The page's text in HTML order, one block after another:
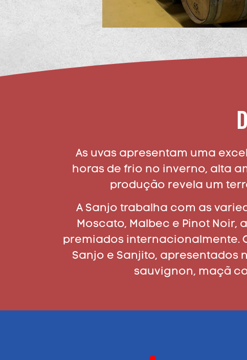
As uvas apresentam uma
horas de frio no inverno, alta
produção revela um
A Sanjo trabalha com as
Moscato, Malbec e Pinot Noir,
premiados internacionalmente.
Sanjo e Sanjito, apresentados
sauvignon, maçã